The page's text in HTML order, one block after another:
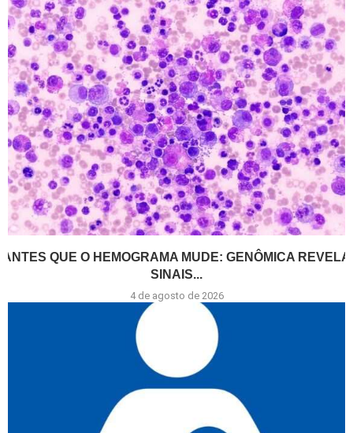
ANTES QUE O HEMOGRAMA MUDE: GENÔMICA REVELA
SINAIS...
4 de agosto de 2026